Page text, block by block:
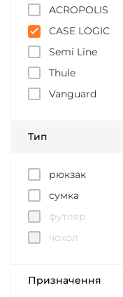
ACROPOLIS
CASE LOGIC
Semi Line
Thule
Vanguard
Тип
рюкзак
сумка
футляр
чохол
Призначення